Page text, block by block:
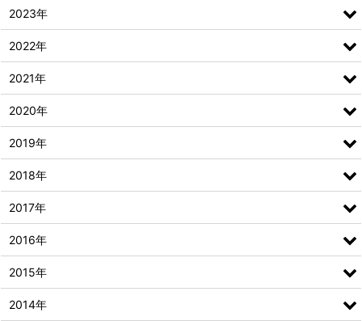
2023年
2022年
2021年
2020年
2019年
2018年
2017年
2016年
2015年
2014年